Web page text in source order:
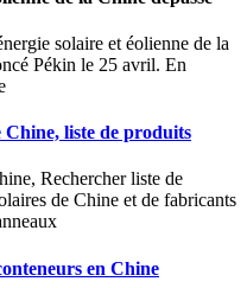
solaire et éolienne de la
Pékin le 25 avril. En
Chine, liste de produits
Rechercher liste de
de Chine et de fabricants
en Chine